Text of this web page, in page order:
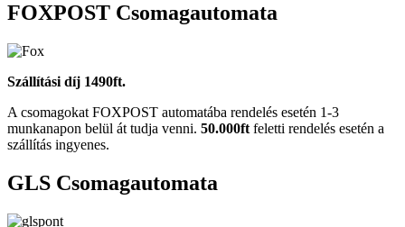
FOXPOST Csomagautomata
Szállítási díj 1490ft.
A csomagokat FOXPOST automatába rendelés esetén 1-3
munkanapon belül át tudja venni. 50.000ft feletti rendelés esetén a
szállítás ingyenes.
GLS Csomagautomata